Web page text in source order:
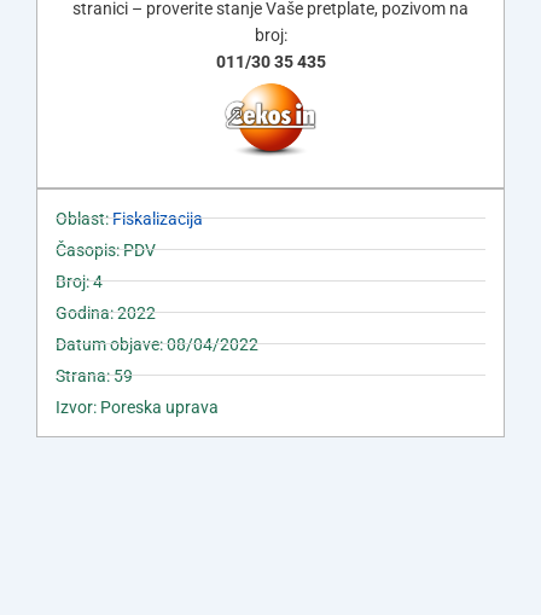
stranici – proverite stanje Vaše pretplate, pozivom na
broj:
011/30 35 435
Oblast:Fiskalizacija
Časopis: PDV
Broj: 4
Godina: 2022
Datum objave: 08/04/2022
Strana: 59
Izvor: Poreska uprava